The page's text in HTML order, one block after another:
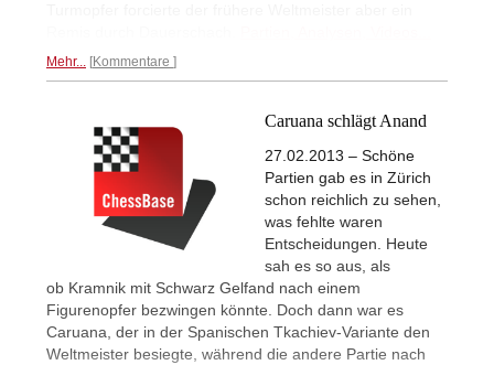
Mehr... Kommentare
Caruana schlägt Anand
27.02.2013 – Schöne
Partien gab es in Zürich
schon reichlich zu sehen,
was fehlte waren
Entscheidungen. Heute
sah es so aus, als
ob Kramnik mit Schwarz Gelfand nach einem
Figurenopfer bezwingen könnte. Doch dann war es
Caruana, der in der Spanischen Tkachiev-Variante den
Weltmeister besiegte, während die andere Partie nach